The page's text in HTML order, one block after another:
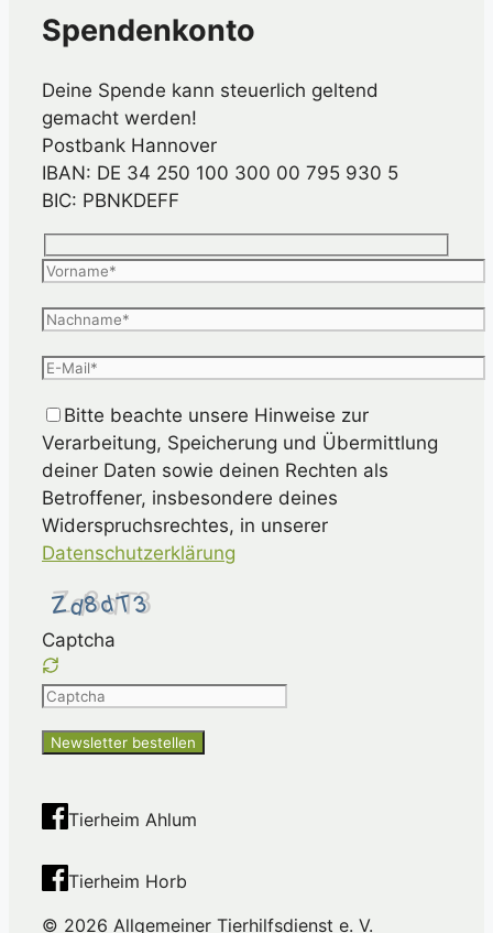
Spendenkonto
Deine Spende kann steuerlich geltend
gemacht werden!
Postbank Hannover
IBAN: DE 34 250 100 300 00 795 930 5
BIC: PBNKDEFF
Bitte beachte unsere Hinweise zur
Verarbeitung, Speicherung und Übermittlung
deiner Daten sowie deinen Rechten als
Betroffener, insbesondere deines
Widerspruchsrechtes, in unserer
Datenschutzerklärung
Captcha
Please
the
shown
in
CAPTCHA
to
Tierheim Ahlum
Tierheim Horb
© 2026 Allgemeiner Tierhilfsdienst e. V.